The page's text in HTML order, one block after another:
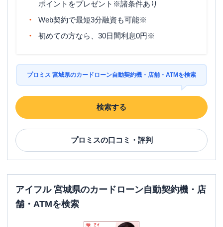
ポイントをプレゼント※諸条件あり
Web契約で最短3分融資も可能※
初めての方なら、30日間利息0円※
プロミス 宮城県のカードローン自動契約機・店舗・ATMを検索
検索する
プロミスの口コミ・評判
アイフル 宮城県のカードローン自動契約機・店
舗・ATMを検索